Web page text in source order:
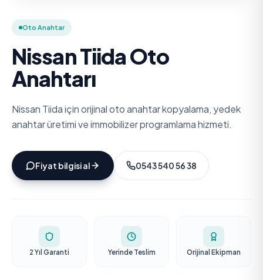
Oto Anahtar
Nissan Tiida Oto
Anahtarı
Nissan Tiida için orijinal oto anahtar kopyalama, yedek
anahtar üretimi ve immobilizer programlama hizmeti.
Fiyat bilgisi al 0543 540 56 38
2 Yıl Garanti Yerinde Teslim Orijinal Ekipman